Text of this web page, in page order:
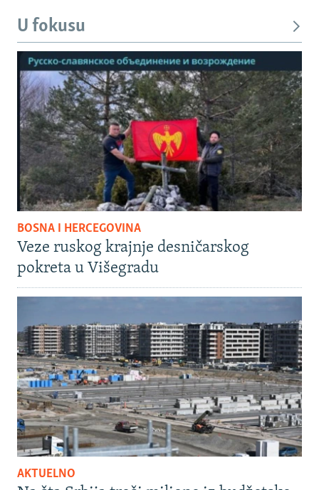
U fokusu
BOSNA I HERCEGOVINA
Veze ruskog krajnje desničarskog
pokreta u Višegradu
AKTUELNO